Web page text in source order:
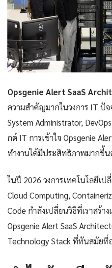
Opsgenie Alert SaaS
ความสำคัญมากในวงการ IT ปั
System Administrator,
กต์ IT การเข้าใจ Opsgenie
ทำงานได้มีประสิทธิภาพมากขึ้น
ในปี 2026 วงการเทคโนโลยีเป
Cloud Computing,
Code กำลังเปลี่ยนวิธีที่เราสร้
Opsgenie Alert SaaS
Technology Stack ที่ทันสมัยที่